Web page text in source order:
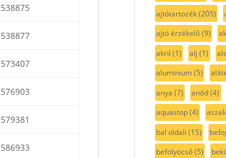
538875
538877
573407
576903
579381
586933
ajtótartozék(205)
ajtó érzékelő(9)
akril (1) alj (1)
aluminium(5)
anya (7) anód(4)
aquastop(4)
bal oldali (15)
befolyócső(5)